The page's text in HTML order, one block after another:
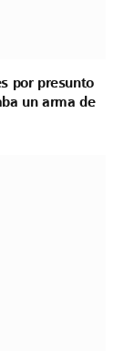
por presunto
un arma de